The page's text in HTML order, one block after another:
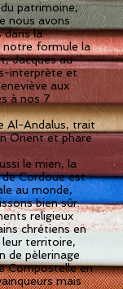
nous avons
dans la
notre formule la
Jacques au
interprète et
aux
à nos 7
Al-Andalus, trait
Orient et phare
le mien, la
Cordoue est
au monde,
bien sûr.
religieux
chrétiens en
leur territoire,
de pèlerinage
Compostelle en
mais